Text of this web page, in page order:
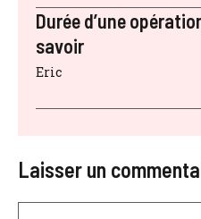
Durée d’une
savoir
Eric
Laisser un